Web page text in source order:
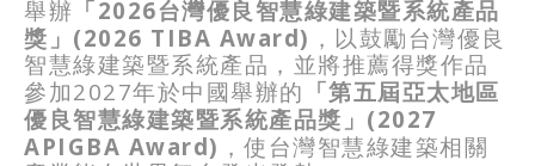
舉辦 「2026台灣優良智慧綠建築暨系統產品
獎」 (2026 TIBA Award) ，以鼓勵台灣優良
智慧綠建築暨系統產品，並將推薦得獎作品
參加2027年於中國舉辦的
「第五屆亞太地區
優良智慧綠建築暨系統產品獎」 (2027
APIGBA Award) ，使台灣智慧綠建築相關